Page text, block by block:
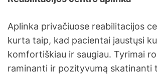
Aplinka privačiuose reabilitacijos
kurta taip, kad pacientai jaustųsi
komfortiškiau ir saugiau. Tyrimai
raminanti ir pozityvumą skatinanti